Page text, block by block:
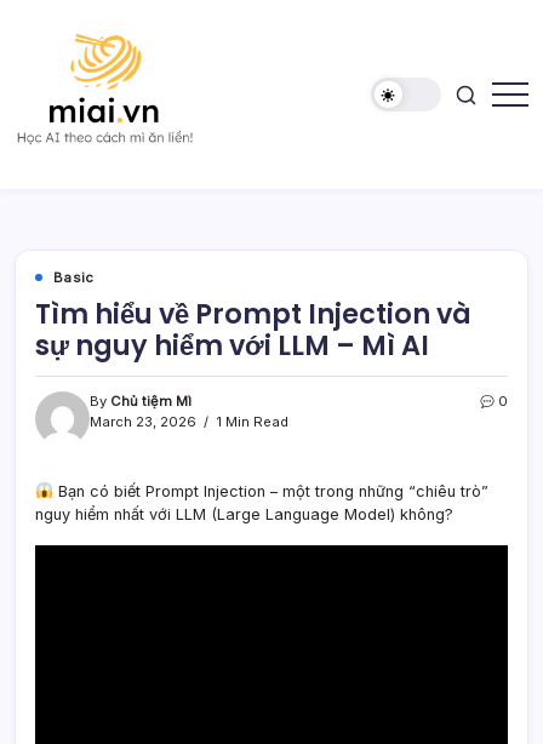
liền!
Basic
Tìm hiểu về Prompt Injection và
sự nguy hiểm với LLM – Mì AI
By Chủ tiệm Mì
March 23, 2026
1 Min Read
0
Bạn có biết Prompt Injection – một trong những “chiêu trò”
nguy hiểm nhất với LLM (Large Language Model) không?